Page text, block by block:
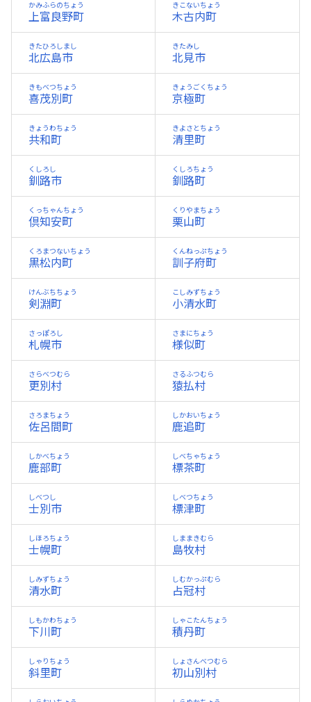
上富良野町
かみふらのちょう
木古内町
きこないちょう
北広島市
きたひろしまし
北見市
きたみし
喜茂別町
きもべつちょう
京極町
きょうごくちょう
共和町
きょうわちょう
清里町
きよさとちょう
釧路市
くしろし
釧路町
くしろちょう
倶知安町
くっちゃんちょう
栗山町
くりやまちょう
黒松内町
くろまつないちょう
訓子府町
くんねっぷちょう
剣淵町
けんぶちちょう
小清水町
こしみずちょう
札幌市
さっぽろし
様似町
さまにちょう
更別村
さらべつむら
猿払村
さるふつむら
佐呂間町
さろまちょう
鹿追町
しかおいちょう
鹿部町
しかべちょう
標茶町
しべちゃちょう
士別市
しべつし
標津町
しべつちょう
士幌町
しほろちょう
島牧村
しままきむら
清水町
しみずちょう
占冠村
しむかっぷむら
下川町
しもかわちょう
積丹町
しゃこたんちょう
斜里町
しゃりちょう
初山別村
しょさんべつむら